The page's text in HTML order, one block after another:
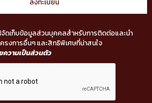
จัดเก็บข้อมูลส่วนบุคคลสำหรับการติดต่อและนำ
งการอื่นๆ และสิทธิพิเศษที่น่าสนใจ
ความเป็นส่วนตัว